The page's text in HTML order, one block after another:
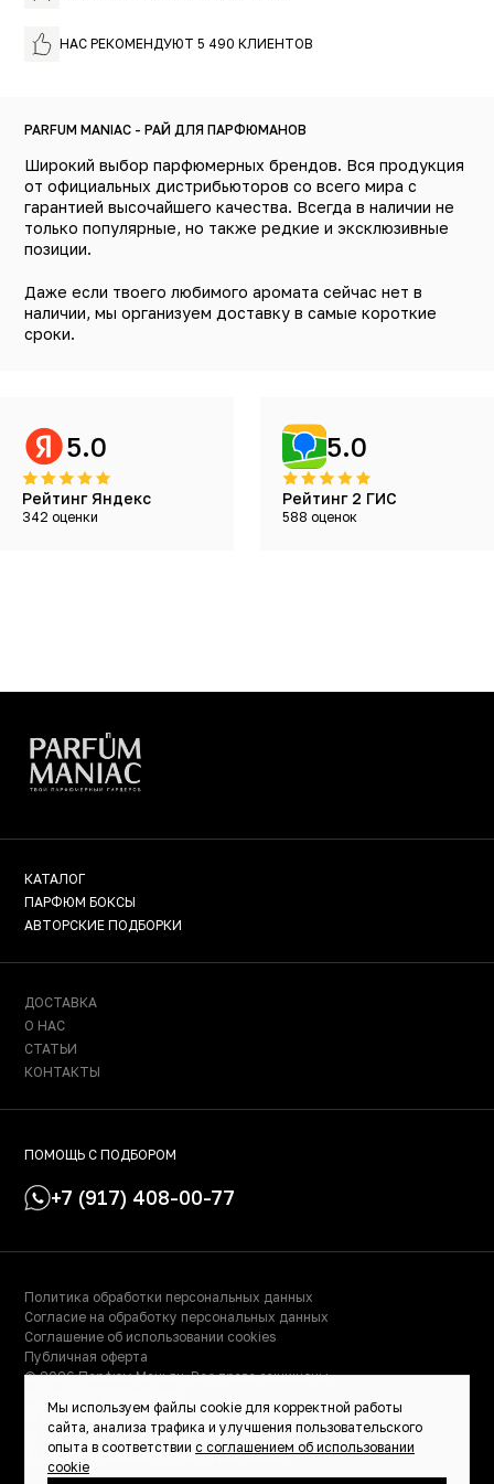
НАС РЕКОМЕНДУЮТ 5 490 КЛИЕНТОВ
PARFUM MANIAC - РАЙ ДЛЯ ПАРФЮМАНОВ
Широкий выбор парфюмерных брендов. Вся продукция
от официальных дистрибьюторов со всего мира с
гарантией высочайшего качества. Всегда в наличии не
только популярные, но также редкие и эксклюзивные
позиции.
Даже если твоего любимого аромата сейчас нет в
наличии, мы организуем доставку в самые короткие
сроки.
5.0
Рейтинг Яндекс
342 оценки
5.0
Рейтинг 2 ГИС
588 оценок
КАТАЛОГ
ПАРФЮМ БОКСЫ
АВТОРСКИЕ ПОДБОРКИ
ДОСТАВКА
О НАС
СТАТЬИ
КОНТАКТЫ
ПОМОЩЬ С ПОДБОРОМ
+7 (917) 408-00-77
Политика обработки персональных данных
Согласие на обработку персональных данных
Соглашение об использовании cookies
Публичная оферта
© 2026 Парфюм Маньяк. Все права защищены.
ИНН: 023000504158
ОГРНИП: 319028000115522
ИП Масалимова Светлана Рафаэльевна
Мы используем файлы cookie для корректной работы
сайта, анализа трафика и улучшения пользовательского
опыта в соответствии с соглашением об использовании
cookie